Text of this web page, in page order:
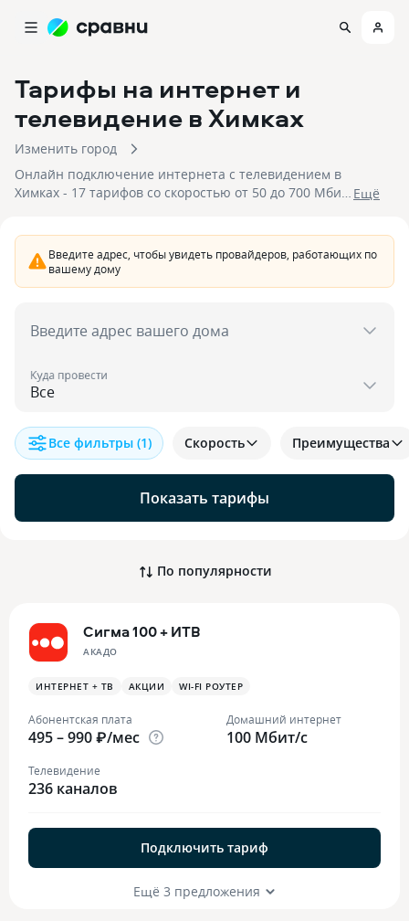
Тарифы на интернет и
телевидение в Химках
Изменить город
Онлайн подключение интернета с телевидением в
Химках - 17 тарифов со скоростью от 50 до 700 Мбит/
Отправьте заявку, чтобы подключить тариф
домашнего интернета с телевидением в Химках.
Eщё
Введите адрес, чтобы увидеть провайдеров, работающих по
вашему дому
Введите адрес вашего дома
Куда провести
Показать тарифы
Все фильтры (1) Скорость Преимущества
По популярности
Сигма 100 + ИТВ
АКАДО
ИНТЕРНЕТ + ТВ АКЦИИ WI-FI РОУТЕР
Абонентская плата
495 – 990 ₽/мес
Домашний интернет
100 Мбит/с
Телевидение
236 каналов
Подключить тариф
Ещё 3 предложения